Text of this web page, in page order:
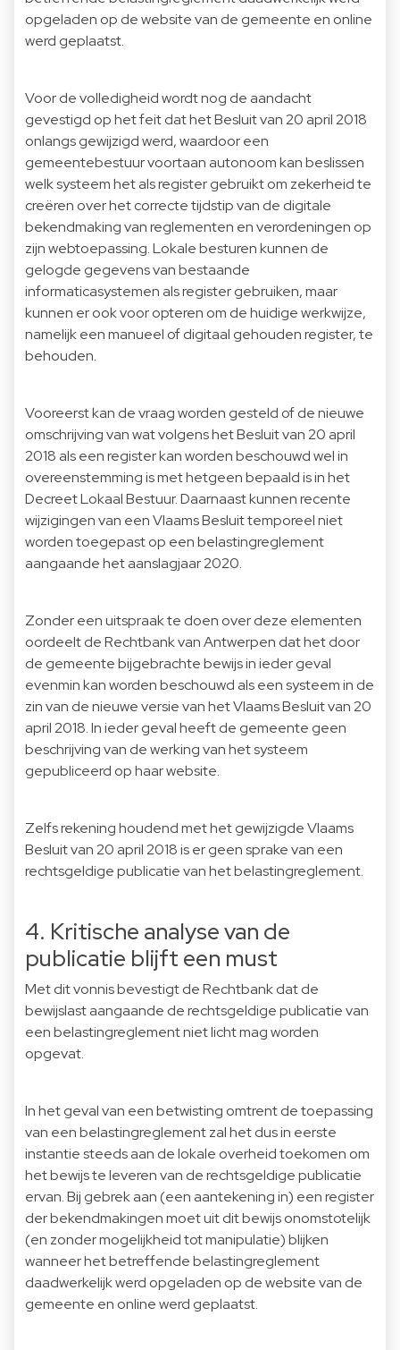
opgeladen op de website van de gemeente en online
werd geplaatst.
Voor de volledigheid wordt nog de aandacht
gevestigd op het feit dat het Besluit van 20 april 2018
onlangs gewijzigd werd, waardoor een
gemeentebestuur voortaan autonoom kan beslissen
welk systeem het als register gebruikt om zekerheid te
creëren over het correcte tijdstip van de digitale
bekendmaking van reglementen en verordeningen op
zijn webtoepassing. Lokale besturen kunnen de
gelogde gegevens van bestaande
informaticasystemen als register gebruiken, maar
kunnen er ook voor opteren om de huidige werkwijze,
namelijk een manueel of digitaal gehouden register, te
behouden.
Vooreerst kan de vraag worden gesteld of de nieuwe
omschrijving van wat volgens het Besluit van 20 april
2018 als een register kan worden beschouwd wel in
overeenstemming is met hetgeen bepaald is in het
Decreet Lokaal Bestuur. Daarnaast kunnen recente
wijzigingen van een Vlaams Besluit temporeel niet
worden toegepast op een belastingreglement
aangaande het aanslagjaar 2020.
Zonder een uitspraak te doen over deze elementen
oordeelt de Rechtbank van Antwerpen dat het door
de gemeente bijgebrachte bewijs in ieder geval
evenmin kan worden beschouwd als een systeem in de
zin van de nieuwe versie van het Vlaams Besluit van 20
april 2018. In ieder geval heeft de gemeente geen
beschrijving van de werking van het systeem
gepubliceerd op haar website.
Zelfs rekening houdend met het gewijzigde Vlaams
Besluit van 20 april 2018 is er geen sprake van een
rechtsgeldige publicatie van het belastingreglement.
4. Kritische analyse van de
publicatie blijft een must
Met dit vonnis bevestigt de Rechtbank dat de
bewijslast aangaande de rechtsgeldige publicatie van
een belastingreglement niet licht mag worden
opgevat.
In het geval van een betwisting omtrent de toepassing
van een belastingreglement zal het dus in eerste
instantie steeds aan de lokale overheid toekomen om
het bewijs te leveren van de rechtsgeldige publicatie
ervan. Bij gebrek aan (een aantekening in) een register
der bekendmakingen moet uit dit bewijs onomstotelijk
(en zonder mogelijkheid tot manipulatie) blijken
wanneer het betreffende belastingreglement
daadwerkelijk werd opgeladen op de website van de
gemeente en online werd geplaatst.